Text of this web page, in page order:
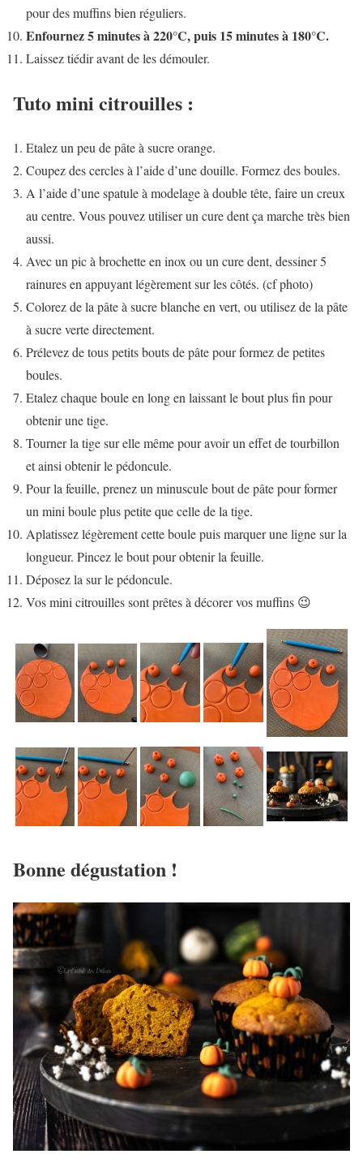
pour des muffins bien réguliers.
Enfournez 5 minutes à 220°C, puis 15 minutes à 180°C.
Laissez tiédir avant de les démouler.
Tuto mini citrouilles :
Etalez un peu de pâte à sucre orange.
Coupez des cercles à l’aide d’une douille. Formez des boules.
A l’aide d’une spatule à modelage à double tête, faire un creux
au centre. Vous pouvez utiliser un cure dent ça marche très bien
aussi.
Avec un pic à brochette en inox ou un cure dent, dessiner 5
rainures en appuyant légèrement sur les côtés. (cf photo)
Colorez de la pâte à sucre blanche en vert, ou utilisez de la pâte
à sucre verte directement.
Prélevez de tous petits bouts de pâte pour formez de petites
boules.
Etalez chaque boule en long en laissant le bout plus fin pour
obtenir une tige.
Tourner la tige sur elle même pour avoir un effet de tourbillon
et ainsi obtenir le pédoncule.
Pour la feuille, prenez un minuscule bout de pâte pour former
un mini boule plus petite que celle de la tige.
Aplatissez légèrement cette boule puis marquer une ligne sur la
longueur. Pincez le bout pour obtenir la feuille.
Déposez la sur le pédoncule.
Vos mini citrouilles sont prêtes à décorer vos muffins 😉
Bonne dégustation !